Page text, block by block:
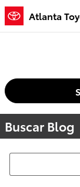
Saltar al contenido
Atlanta
Buscar Blog
Buscar Blog